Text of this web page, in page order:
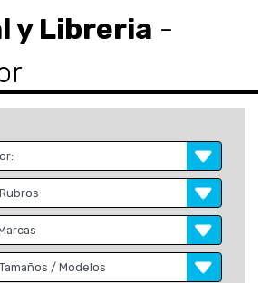
y Libreria -